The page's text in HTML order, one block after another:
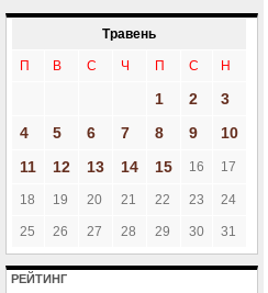
Травень
П В С Ч П С Н
1 2
3
4
5 6 7 8 9
10
11
12 13 14 15 16 17
18 19 20 21 22 23 24
25 26 27 28 29 30 31
РЕЙТИНГ